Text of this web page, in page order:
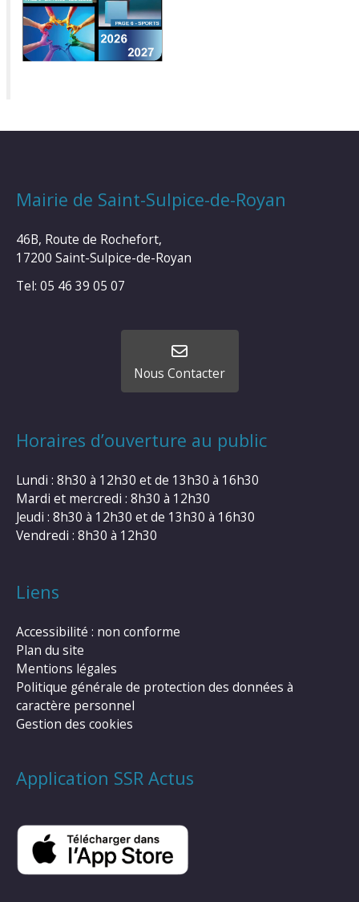
Mairie de Saint-Sulpice-de-Royan
46B, Route de Rochefort,
17200 Saint-Sulpice-de-Royan
Tel: 05 46 39 05 07
Nous Contacter
Horaires d’ouverture au public
Lundi : 8h30 à 12h30 et de 13h30 à 16h30
Mardi et mercredi : 8h30 à 12h30
Jeudi : 8h30 à 12h30 et de 13h30 à 16h30
Vendredi : 8h30 à 12h30
Liens
Accessibilité : non conforme
Plan du site
Mentions légales
Politique générale de protection des données à
caractère personnel
Gestion des cookies
Application SSR Actus